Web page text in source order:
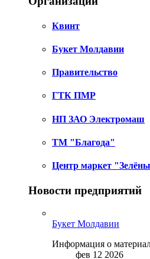
Квинт
Букет Молдавии
Правительство
ГТК ПМР
НП ЗАО Электромаш
ТМ "Благода"
Центр маркет
Новости предприятий
Букет Молдавии
Информация о
фев 12 2026